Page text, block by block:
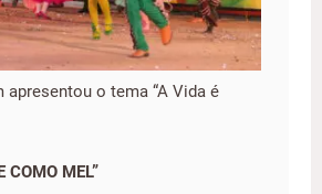
apresentou o tema “A Vida é
COMO MEL”